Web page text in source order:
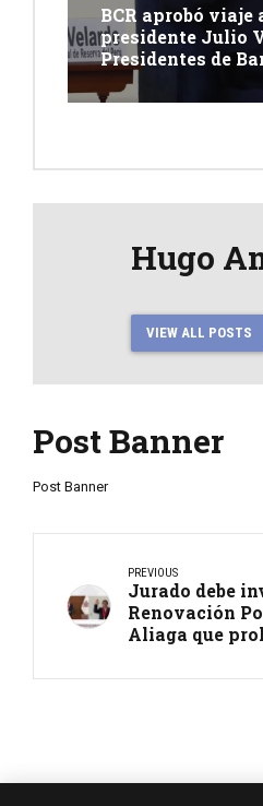
BCR aprobó viaje
presidente Julio
Presidentes de
Hugo
VIEW ALL POSTS
Post Banner
Post Banner
PREVIOUS
Jurado debe
Renovación
Aliaga que